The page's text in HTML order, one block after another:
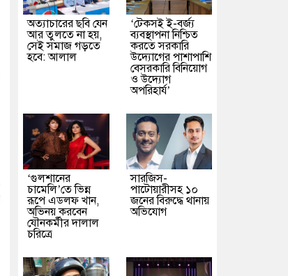
অত্যাচারের ছবি যেন
আর তুলতে না হয়,
সেই সমাজ গড়তে
হবে: আলাল
‘টেকসই ই-বর্জ্য
ব্যবস্থাপনা নিশ্চিত
করতে সরকারি
উদ্যোগের পাশাপাশি
বেসরকারি বিনিয়োগ
ও উদ্যোগ
অপরিহার্য’
‘গুলশানের
চামেলি’তে ভিন্ন
রূপে এডলফ খান,
অভিনয় করবেন
যৌনকর্মীর দালাল
চরিত্রে
সারজিস-
পাটোয়ারীসহ ১০
জনের বিরুদ্ধে থানায়
অভিযোগ